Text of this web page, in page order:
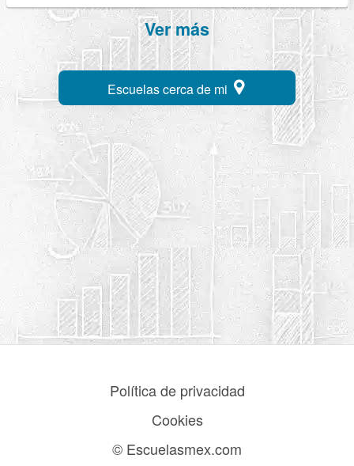
Ver más
Escuelas cerca de mi
Política de privacidad
Cookies
© Escuelasmex.com